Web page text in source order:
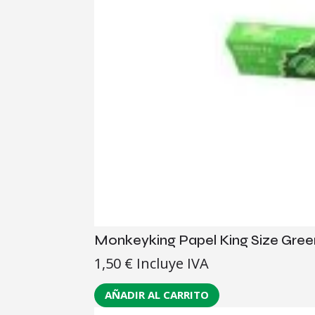
Monkeyking Papel King Size
1,50 € Incluye IVA
AÑADIR AL CARRITO